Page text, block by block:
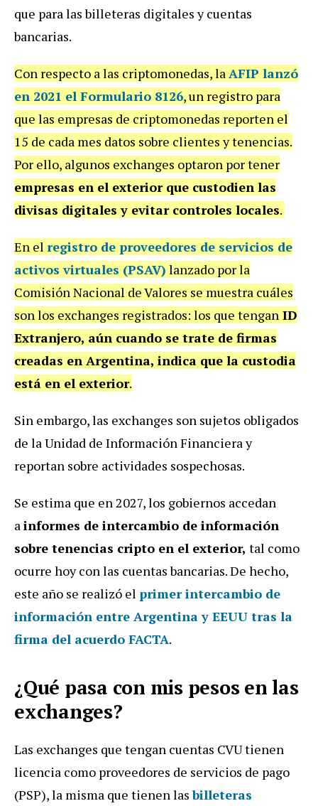
que para las billeteras digitales y cuentas
bancarias.
Con respecto a las criptomonedas, laAFIP lanzó
en 2021 el Formulario 8126, un registro para
que las empresas de criptomonedas reporten el
15 de cada mes datos sobre clientes y tenencias.
Por ello, algunos exchanges optaron por tener
empresas en el exterior que custodien las
divisas digitales y evitar controles locales.
En el registro de proveedores de servicios de
activos virtuales (PSAV) lanzado por la
Comisión Nacional de Valores se muestra cuáles
son los exchanges registrados: los que tengan ID
Extranjero, aún cuando se trate de firmas
creadas en Argentina, indica que la custodia
está en el exterior.
Sin embargo, las exchanges son sujetos obligados
de la Unidad de Información Financiera y
reportan sobre actividades sospechosas.
Se estima que en 2027, los gobiernos accedan
ainformes de intercambio de información
sobre tenencias cripto en el exterior, tal como
ocurre hoy con las cuentas bancarias. De hecho,
este año se realizó el primer intercambio de
información entre Argentina y EEUU tras la
firma del acuerdo FACTA.
¿Qué pasa con mis pesos en las
exchanges?
Las exchanges que tengan cuentas CVU tienen
licencia como proveedores de servicios de pago
(PSP), la misma que tienen lasbilleteras